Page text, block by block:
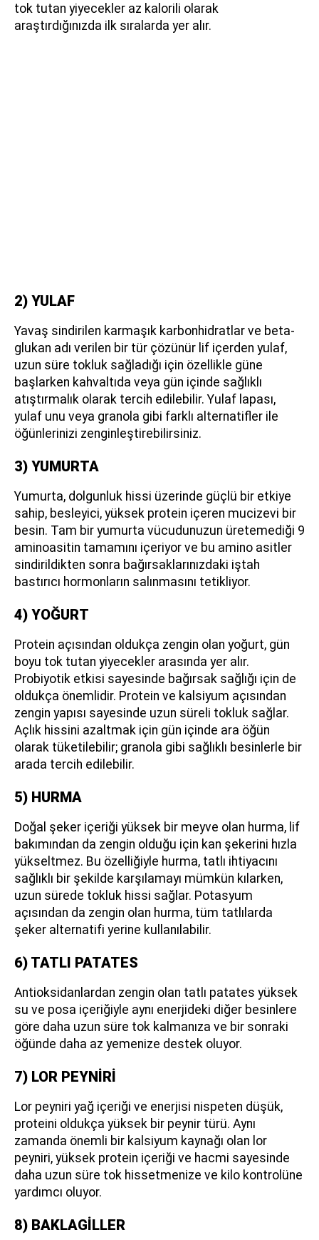
tok tutan yiyecekler az kalorili olarak
araştırdığınızda ilk sıralarda yer alır.
2) YULAF
Yavaş sindirilen karmaşık karbonhidratlar ve beta-
glukan adı verilen bir tür çözünür lif içerden yulaf,
uzun süre tokluk sağladığı için özellikle güne
başlarken kahvaltıda veya gün içinde sağlıklı
atıştırmalık olarak tercih edilebilir. Yulaf lapası,
yulaf unu veya granola gibi farklı alternatifler ile
öğünlerinizi zenginleştirebilirsiniz.
3) YUMURTA
Yumurta, dolgunluk hissi üzerinde güçlü bir etkiye
sahip, besleyici, yüksek protein içeren mucizevi bir
besin. Tam bir yumurta vücudunuzun üretemediği 9
aminoasitin tamamını içeriyor ve bu amino asitler
sindirildikten sonra bağırsaklarınızdaki iştah
bastırıcı hormonların salınmasını tetikliyor.
4) YOĞURT
Protein açısından oldukça zengin olan yoğurt, gün
boyu tok tutan yiyecekler arasında yer alır.
Probiyotik etkisi sayesinde bağırsak sağlığı için de
oldukça önemlidir. Protein ve kalsiyum açısından
zengin yapısı sayesinde uzun süreli tokluk sağlar.
Açlık hissini azaltmak için gün içinde ara öğün
olarak tüketilebilir; granola gibi sağlıklı besinlerle bir
arada tercih edilebilir.
5) HURMA
Doğal şeker içeriği yüksek bir meyve olan hurma, lif
bakımından da zengin olduğu için kan şekerini hızla
yükseltmez. Bu özelliğiyle hurma, tatlı ihtiyacını
sağlıklı bir şekilde karşılamayı mümkün kılarken,
uzun sürede tokluk hissi sağlar. Potasyum
açısından da zengin olan hurma, tüm tatlılarda
şeker alternatifi yerine kullanılabilir.
6) TATLI PATATES
Antioksidanlardan zengin olan tatlı patates yüksek
su ve posa içeriğiyle aynı enerjideki diğer besinlere
göre daha uzun süre tok kalmanıza ve bir sonraki
öğünde daha az yemenize destek oluyor.
7) LOR PEYNİRİ
Lor peyniri yağ içeriği ve enerjisi nispeten düşük,
proteini oldukça yüksek bir peynir türü. Aynı
zamanda önemli bir kalsiyum kaynağı olan lor
peyniri, yüksek protein içeriği ve hacmi sayesinde
daha uzun süre tok hissetmenize ve kilo kontrolüne
yardımcı oluyor.
8) BAKLAGİLLER